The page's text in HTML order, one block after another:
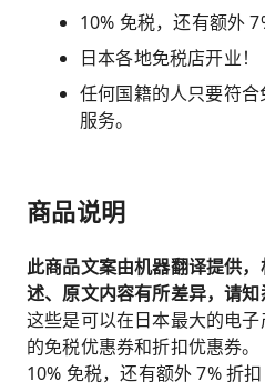
10% 免税，还有额外
日本各地免税店开业！
任何国籍的人只要符
服务。
商品说明
此商品文案由机器翻译提供
述、原文内容有所差异，请知
这些是可以在日本最大的电
的免税优惠券和折扣优惠券。
10% 免税，还有额外 7% 折扣